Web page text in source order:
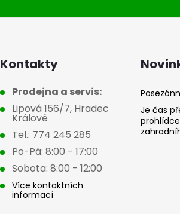
Kontakty
Prodejna a servis:
Lipová 156/7, Hradec
Králové
Tel.: 774 245 285
Po-Pá: 8:00 - 17:00
Sobota: 8:00 - 12:00
Více kontaktních
informací
Je čas